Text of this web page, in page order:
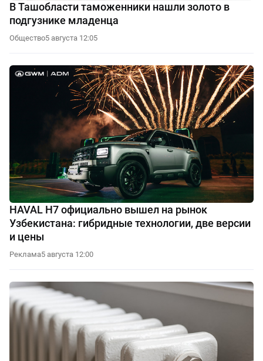
В Ташобласти таможенники нашли золото в
подгузнике младенца
Общество5 августа 12:05
HAVAL H7 официально вышел на рынок
Узбекистана: гибридные технологии, две версии
и цены
Реклама5 августа 12:00